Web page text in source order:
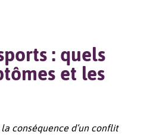
: quels
et les
conséquence d’un conflit